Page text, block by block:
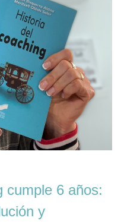
cumple 6 años:
y